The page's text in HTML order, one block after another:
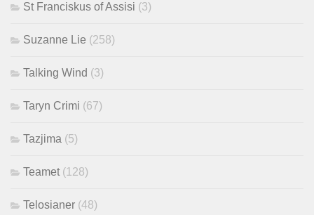
St Franciskus of Assisi (3)
Suzanne Lie (258)
Talking Wind (3)
Taryn Crimi (67)
Tazjima (5)
Teamet (128)
Telosianer (48)